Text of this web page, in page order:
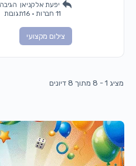
יפעת אלקניאן הגיבה
11 חברות
· 16תגובות
צילום מקצועי
מציג 1 - 8 מתוך 8 דיונים